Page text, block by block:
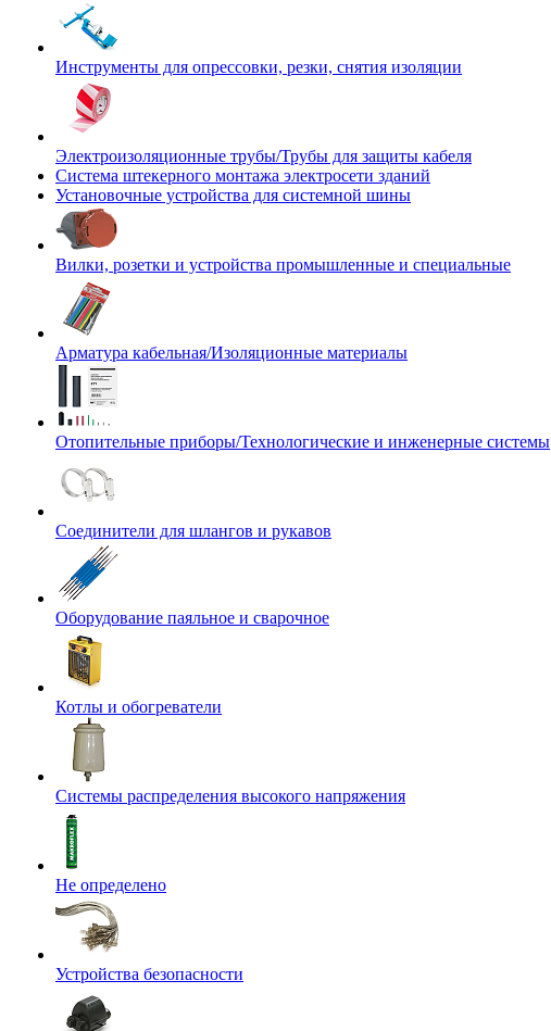
Инструменты для опрессовки, резки, снятия изоляции
Электроизоляционные трубы/Трубы для защиты кабеля
Система штекерного монтажа электросети зданий
Установочные устройства для системной шины
Вилки, розетки и устройства промышленные и специальные
Арматура кабельная/Изоляционные материалы
Отопительные приборы/Технологические и инженерные системы
Соединители для шлангов и рукавов
Оборудование паяльное и сварочное
Котлы и обогреватели
Системы распределения высокого напряжения
Не определено
Устройства безопасности